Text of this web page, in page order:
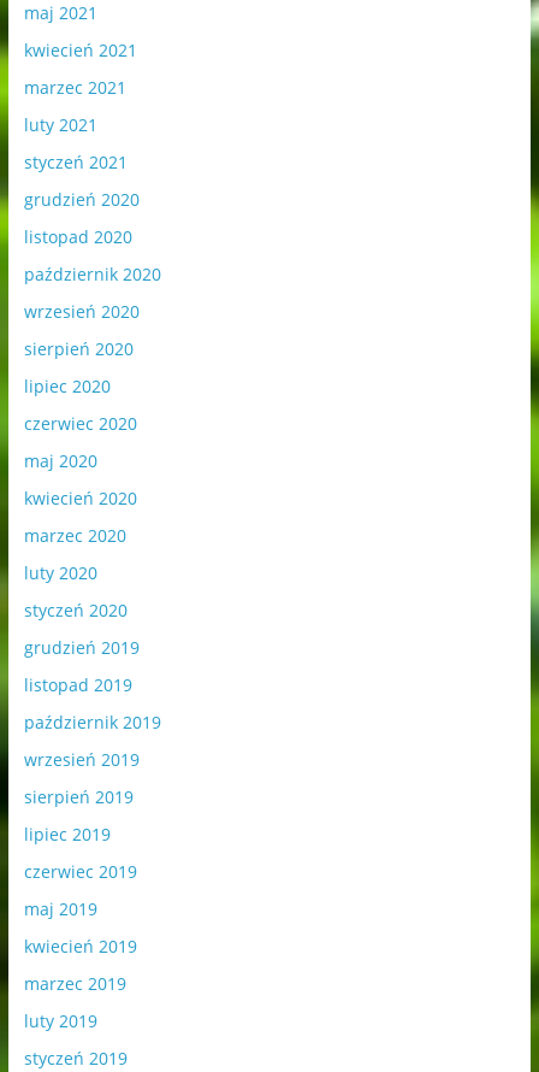
maj 2021
kwiecień 2021
marzec 2021
luty 2021
styczeń 2021
grudzień 2020
listopad 2020
październik 2020
wrzesień 2020
sierpień 2020
lipiec 2020
czerwiec 2020
maj 2020
kwiecień 2020
marzec 2020
luty 2020
styczeń 2020
grudzień 2019
listopad 2019
październik 2019
wrzesień 2019
sierpień 2019
lipiec 2019
czerwiec 2019
maj 2019
kwiecień 2019
marzec 2019
luty 2019
styczeń 2019